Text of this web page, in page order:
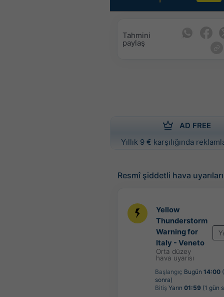
Tahmini
paylaş
AD FREE
Yıllık 9 € karşılığında
Resmî şiddetli hava uyarıları
Yellow
Thunderstorm
Warning for
Italy - Veneto
Orta düzey
hava uyarısı
Başlangıç Bugün 14:00
sonra)
Bitiş Yarın 01:59 (1 gün